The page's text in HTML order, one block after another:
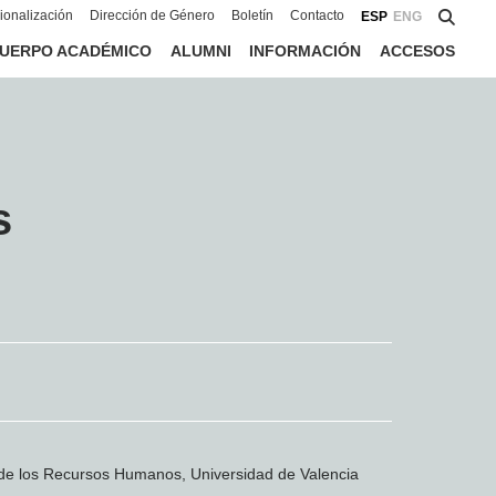
Dirección de Género Boletín Contacto ESP ENG
ACADÉMICO ALUMNI INFORMACIÓN ACCESOS
los Recursos Humanos, Universidad de Valencia